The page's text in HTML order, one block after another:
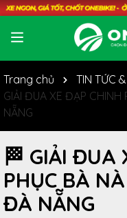
Trang chủ TIN TỨC
GIẢI ĐUA XE ĐẠP
NẴNG
🏁 GIẢI ĐUA
PHỤC BÀ
ĐÀ NẴNG